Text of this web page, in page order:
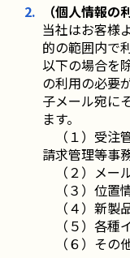
（個人情報の
当社はお客様
的の範囲内で
以下の場合を
の利用の必要
子メール宛に
ます。
（１）受注
請求管理等事
（２）メー
（３）位置
（４）新製
（５）各種
（６）その